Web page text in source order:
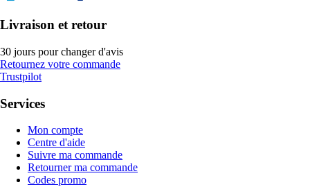
Livraison et retour
30 jours pour changer d'avis
Retournez votre commande
Trustpilot
Services
Mon compte
Centre d'aide
Suivre ma commande
Retourner ma commande
Codes promo